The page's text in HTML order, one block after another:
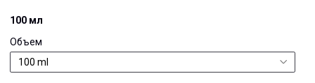
100 мл
Объем